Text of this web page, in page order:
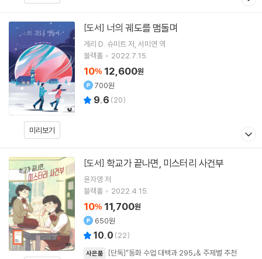
미리보기
[도서] 너의 궤도를 맴돌며
게리 D. 슈미트 저 서미연 역
블랙홀
2022.7.15.
10% 12,600원
700원
9.6 (20)
[도서] 학교가 끝나면, 미스터리 사건부
윤자영 저
블랙홀
2022.4.15.
10% 11,700원
650원
10.0 (22)
사은품
[단독]『동화 수업 대백과 295』& 주제별 추천